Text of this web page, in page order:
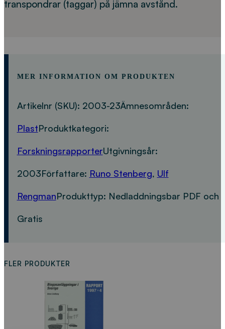
transpondrar (taggar) på jämna avstånd.
MER INFORMATION OM PRODUKTEN
Artikelnr (SKU): 2003-23Ämnesområden:
PlastProduktkategori:
ForskningsrapporterUtgivningsår:
2003Författare: Runo Stenberg, Ulf
RengmanProdukttyp: Nedladdningsbar PDF och
Gratis
FLER PRODUKTER